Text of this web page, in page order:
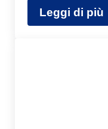
Leggi di più